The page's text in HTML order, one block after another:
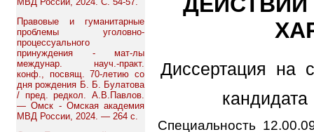
Правовые и гуманитарные
проблемы уголовно-
процессуального
принуждения - мат-лы
междунар. науч.-практ.
конф., посвящ. 70-летию со
дня рождения Б. Б. Булатова
/ пред. редкол. А.В.Павлов.
— Омск - Омская академия
МВД России, 2024. — 264 с.
Диссертация на
Специальность